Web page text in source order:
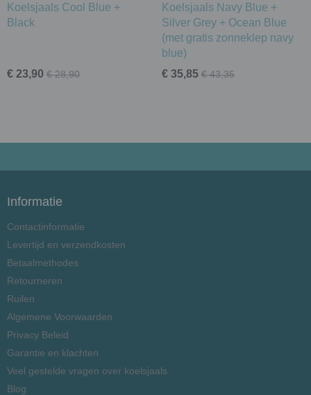
Koelsjaals Cool Blue +
Black
€ 23,90 € 28,90
Koelsjaals Navy Blue +
Silver Grey + Ocean Blue
(met gratis zonneklep navy
blue)
€ 35,85 € 43,35
Informatie
Contactinformatie
Levertijd en verzendkosten
Betaalmethodes
Retourneren
Ruilen
Algemene Voorwaarden
Privacy Beleid
Garantie en klachten
Veel gestelde vragen over koelsjaals
Blog